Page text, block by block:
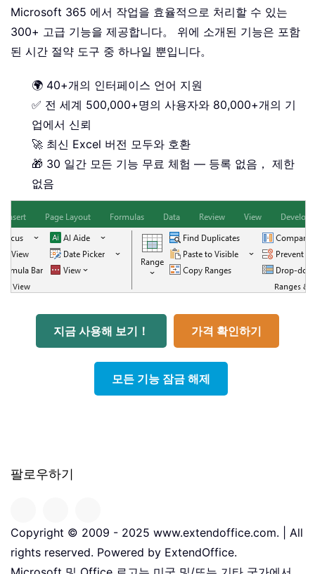
Microsoft 365 에서 작업을 효율적으로 처리할 수 있는
300+ 고급 기능을 제공합니다。 위에 소개된 기능은 포함
된 시간 절약 도구 중 하나일 뿐입니다。
🌍 40+개의 인터페이스 언어 지원
✅ 전 세계 500,000+명의 사용자와 80,000+개의 기
업에서 신뢰
🚀 최신 Excel 버전 모두와 호환
🎁 30 일간 모든 기능 무료 체험 — 등록 없음， 제한
없음
지금 사용해 보기！ 가격 확인하기
모든 기능 잠금 해제
팔로우하기
Copyright © 2009 - 2025 www.extendoffice.com. | All
rights reserved. Powered by ExtendOffice.